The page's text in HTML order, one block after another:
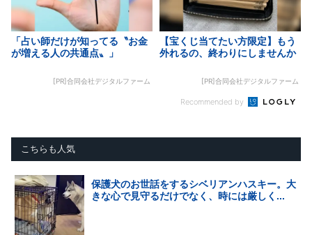
「占い師だけが知ってる〝お金
が増える人の共通点〟」
[PR]合同会社デジタルファーム
【宝くじ当てたい方限定】もう
外れるの、終わりにしませんか
[PR]合同会社デジタルファーム
Recommended by
こちらも人気
保護犬のお世話をするシベリアンハスキー。大
きな心で見守るだけでなく、時には厳しく...